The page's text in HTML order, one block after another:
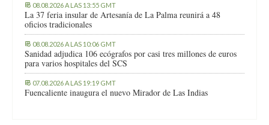
08.08.2026 A LAS 13:55 GMT
La 37 feria insular de Artesanía de La Palma reunirá a 48
oficios tradicionales
08.08.2026 A LAS 10:06 GMT
Sanidad adjudica 106 ecógrafos por casi tres millones de euros
para varios hospitales del SCS
07.08.2026 A LAS 19:19 GMT
Fuencaliente inaugura el nuevo Mirador de Las Indias